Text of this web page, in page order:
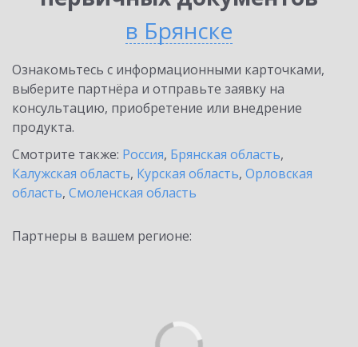
в Брянске
Ознакомьтесь с информационными карточками,
выберите партнёра и отправьте заявку на
консультацию, приобретение или внедрение
продукта.
Смотрите также: Россия, Брянская область,
Калужская область, Курская область, Орловская
область, Смоленская область
Партнеры в вашем регионе: